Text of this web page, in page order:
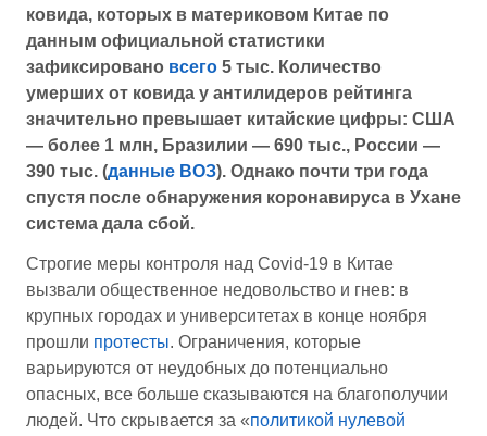
ковида, которых в материковом Китае по
данным официальной статистики
зафиксировано всего 5 тыс. Количество
умерших от ковида у антилидеров рейтинга
значительно превышает китайские цифры: США
— более 1 млн, Бразилии — 690 тыс., России —
390 тыс. (данные ВОЗ). Однако почти три года
спустя после обнаружения коронавируса в Ухане
система дала сбой.
Строгие меры контроля над Covid-19 в Китае
вызвали общественное недовольство и гнев: в
крупных городах и университетах в конце ноября
прошли протесты. Ограничения, которые
варьируются от неудобных до потенциально
опасных, все больше сказываются на благополучии
людей. Что скрывается за «политикой нулевой